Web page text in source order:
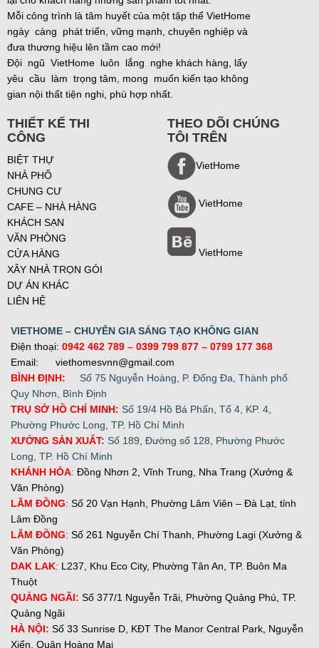
Mỗi công trình là tâm huyết của một tập thể VietHome
ngày càng phát triển, vững mạnh, chuyên nghiệp và
đưa thương hiệu lên tầm cao mới!
Đội ngũ VietHome luôn lắng nghe khách hàng, lấy
yêu cầu làm trọng tâm, mong muốn kiến tạo không
gian nội thất tiện nghi, phù hợp nhất.
THIẾT KẾ THI
CÔNG
BIỆT THỰ
NHÀ PHỐ
CHUNG CƯ
CAFE – NHÀ HÀNG
KHÁCH SẠN
VĂN PHÒNG
CỬA HÀNG
XÂY NHÀ TRỌN GÓI
DỰ ÁN KHÁC
LIÊN HỆ
THEO DÕI CHÚNG
TÔI TRÊN
VietHome
VietHome
VietHome
VIETHOME – CHUYÊN GIA SÁNG TẠO KHÔNG GIAN
Điện thoại: 0942 462 789 – 0399 799 877 – 0799 177 368
Email: viethomesvnn@gmail.com
BÌNH ĐỊNH:
Số 75 Nguyễn Hoàng, P. Đống Đa, Thành phố
Quy Nhơn, Bình Định
TRỤ SỞ HỒ CHÍ MINH: Số 19/4 Hồ Bá Phấn, Tổ 4, KP. 4,
Phường Phước Long, TP. Hồ Chí Minh
XƯỞNG SẢN XUẤT: Số 189, Đường số 128, Phường Phước
Long, TP. Hồ Chí Minh
KHÁNH HÒA: Đồng Nhơn 2, Vĩnh Trung, Nha Trang (Xưởng &
Văn Phòng)
LÂM ĐỒNG: Số 20 Vạn Hạnh, Phường Lâm Viên – Đà Lạt, tỉnh
Lâm Đồng
LÂM ĐỒNG: Số 261 Nguyễn Chí Thanh, Phường Lagi (Xưởng &
Văn Phòng)
DAK LAK: L237, Khu Eco City, Phường Tân An, TP. Buôn Ma
Thuột
QUẢNG NGÃI: Số 377/1 Nguyễn Trãi, Phường Quảng Phú, TP.
Quảng Ngãi
HÀ NỘI: Số 33 Sunrise D, KĐT The Manor Central Park, Nguyễn
Xiển, Quận Hoàng Mai